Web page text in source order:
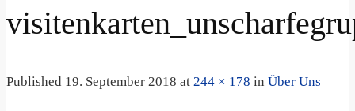
Published 19. September 2018 at 244 × 178 in Über Uns